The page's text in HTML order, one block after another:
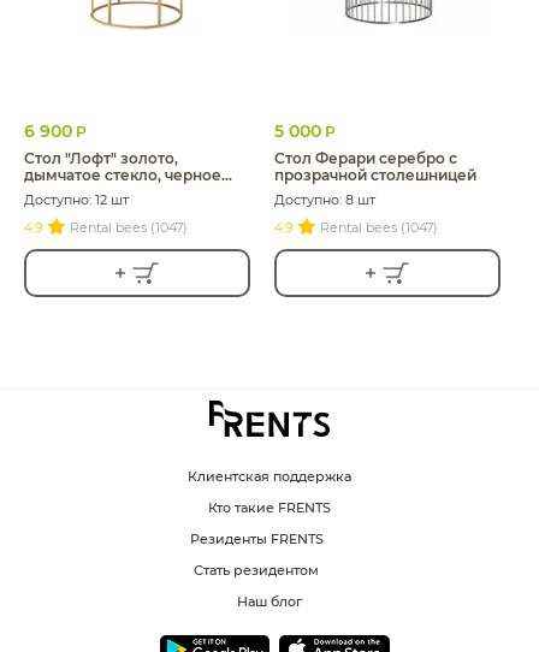
6 900 Р
Стол "Лофт" золото,
дымчатое стекло, черное
подстолье
Доступно: 12 шт
4.9
Rental bees (1047)
5 000 Р
Стол Ферари серебро с
прозрачной столешницей
Доступно: 8 шт
4.9
Rental bees (1047)
Клиентская поддержка
Кто такие FRENTS
Резиденты FRENTS
Стать резидентом
Наш блог